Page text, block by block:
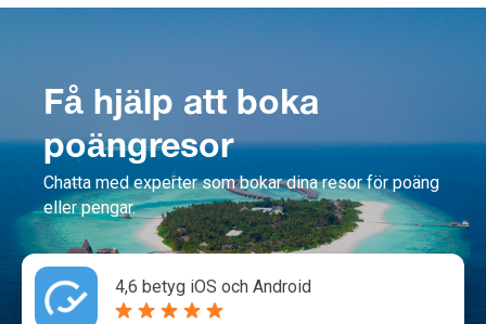
Få hjälp att boka
poängresor
Chatta med experter som bokar dina resor för poäng
eller pengar.
4,6 betyg iOS och Android